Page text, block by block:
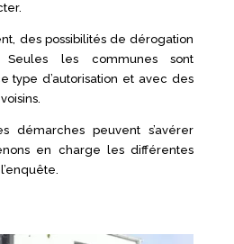
des possibilités de dérogation
Seules les communes sont
type d’autorisation et avec des
démarches peuvent s’avérer
en charge les différentes